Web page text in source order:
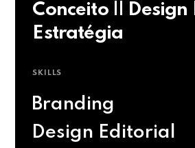
Conceito || Design ||
Estratégia
SKILLS
Branding
Design Editorial